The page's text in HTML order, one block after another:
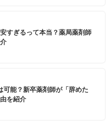
すぎるって本当？薬局薬剤師
可能？新卒薬剤師が「辞めた
を紹介